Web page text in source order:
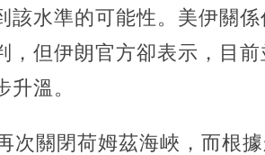
該水準的可能性。美伊關
但伊朗官方卻表示，目前
溫。
次關閉荷姆茲海峽，而根